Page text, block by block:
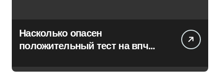
Насколько опасен
положительный тест на впч